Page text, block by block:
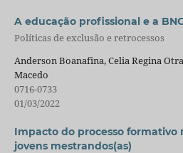
A educação profissional e a
Políticas de exclusão e retrocessos
Anderson Boanafina, Celia Regina
Macedo
0716-0733
01/03/2022
Impacto do processo
jovens mestrandos(as)